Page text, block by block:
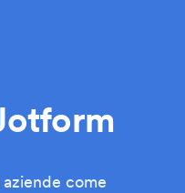
come